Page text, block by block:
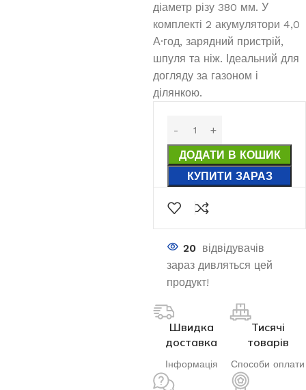
діаметр різу 380 мм. У
комплекті 2 акумулятори 4,0
А·год, зарядний пристрій,
шпуля та ніж. Ідеальний для
догляду за газоном і
ділянкою.
ДОДАТИ В КОШИК
КУПИТИ ЗАРАЗ
20 відвідувачів
зараз дивляться цей
продукт!
Швидка
доставка
Інформація
Тисячі
товарів
Способи оплати